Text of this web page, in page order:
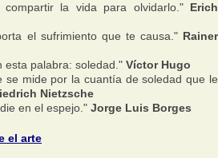
la vida para olvidarlo." Erich
el sufrimiento que te causa." Rainer
esta palabra: soledad." Víctor Hugo
se mide por la cuantía de soledad que le
Nietzsche
en el espejo." Jorge Luis Borges
el arte